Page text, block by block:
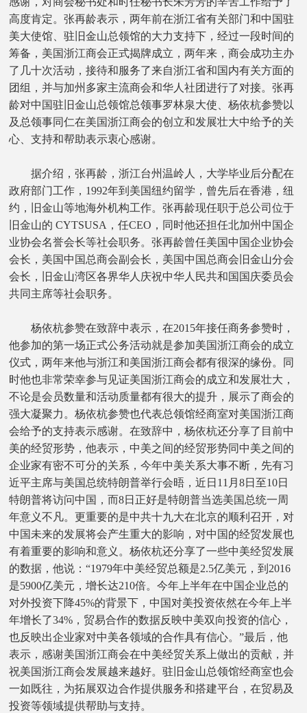
高度肯定。张再龄表示，两年前在浙江省有关部门和中国驻
美大使馆、驻旧金山总领馆的大力支持下，经过一段时间的
筹备，美国浙江商会正式揭牌成立，两年来，商会成功主办
了几十次活动，接待和服务了来自浙江省和国内有关方面的
团组，并与加州多家主流商会和华人社团进行了对接。张再
龄对中国驻旧金山总领馆总领事罗林泉大使、杨依杭参赞以
及总领事同仁在美国浙江商会的创立和发展壮大中给予的关
心、支持和帮助表示衷心感谢。
据介绍，张再龄，浙江台州温岭人，大学毕业后分配在
政府部门工作，1992年到美国纽约留学，曾先后在香港，纽
约，旧金山等地海外机构工作。张再龄现任职于总公司位于
旧金山的 CYTSUSA，任CEO，同时他还担任北加州中国企
业协会名誉会长等社会职务。张再龄曾任美国中国企业协会
会长，美国中国总商会副会长，美国中国总商会旧金山分会
会长，旧金山湾区各界华人庆祝中华人民共和国国庆委员会
共同主席等社会职务。
杨依杭参赞在致辞中表示，在2015年接任商务参赞时，
他参加的第一场正式公务活动就是参加美国浙江商会的成立
仪式，两年来他与浙江和美国浙江商会都有很深的缘份。同
时他也非常荣幸参与见证美国浙江商会的成立和发展壮大，
不论是会员数量和活动质量都有很大的提升，展示了商会的
强大凝聚力。杨依杭参赞也代表总领馆经商室对美国浙江商
会给予的支持表示感谢。在致辞中，杨依杭还分享了目前中
美的经贸形势，他表示，中美之间的经贸形势同中美之间的
企业家有密不可分的关系，今年中美关系大事不断，先有习
近平主席与美国总统特朗普举行会晤，近日11月8日至10日
特朗普将访问中国，而8日正好是特朗普当选美国总统一周
年意义不凡。更重要的是中共十九大在北京的顺利召开，对
中国未来的发展将会产生重大的影响，对中国的经贸发展也
有着重要的影响和意义。杨依杭还分享了一些中美经贸发展
的数据，他说：“1979年中美经贸总额是2.5亿美元，到2016
是5900亿美元，增长达210倍。今年上半年在中国企业总的
对外投资下降45%的背景下，中国对美投资依然在今年上半
年增长了34%，贸易合作的数据反映中美双向投资的信心，
也反映出企业家对中美各领域的合作具有信心。”最后，他
表示，感谢美国浙江商会在中美经贸关系上做出的贡献，并
祝美国浙江商会发展越来越好。驻旧金山总领馆经商室也会
一如既往，为拓展双边合作提供服务和搭建平台，在贸易及
投资等领域提供帮助与支持。